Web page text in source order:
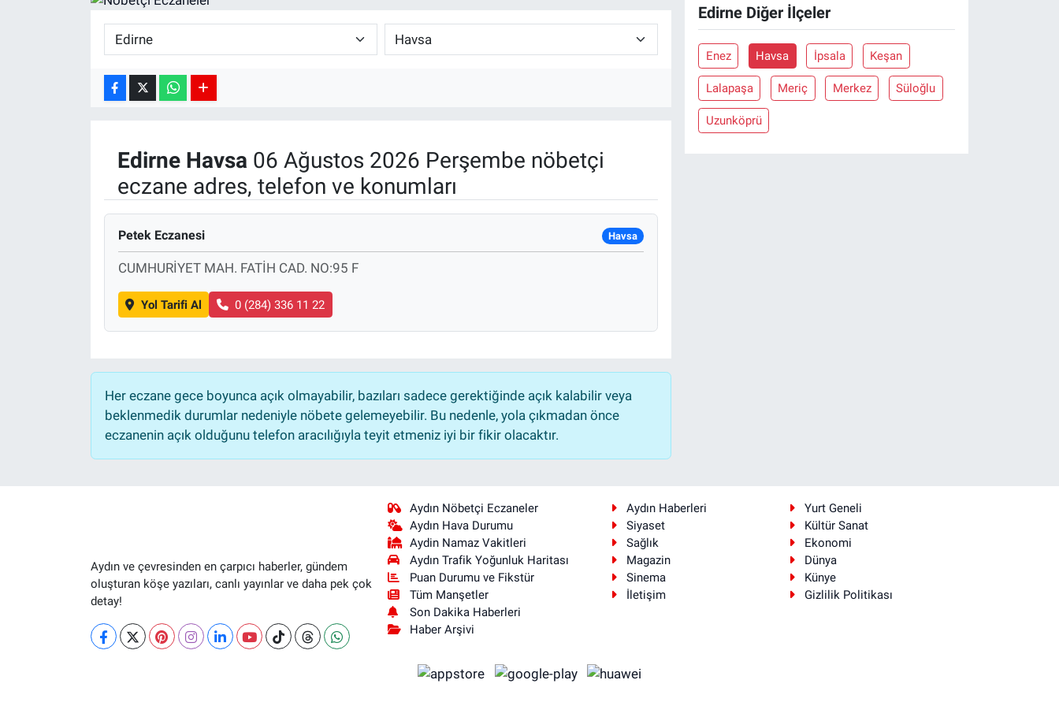
Edirne Havsa 06 Ağustos 2026 Perşembe nöbetçi
eczane adres, telefon ve konumları
Petek Eczanesi Havsa
CUMHURİYET MAH. FATİH CAD. NO:95 F
Yol Tarifi Al 0 (284) 336 11 22
Her eczane gece boyunca açık olmayabilir, bazıları sadece gerektiğinde açık kalabilir veya
beklenmedik durumlar nedeniyle nöbete gelemeyebilir. Bu nedenle, yola çıkmadan önce
eczanenin açık olduğunu telefon aracılığıyla teyit etmeniz iyi bir fikir olacaktır.
Edirne Diğer İlçeler
Enez Havsa İpsala Keşan
Lalapaşa Meriç Merkez Süloğlu
Uzunköprü
Aydın ve çevresinden en çarpıcı haberler, gündem
oluşturan köşe yazıları, canlı yayınlar ve daha pek çok
detay!
Aydın Nöbetçi Eczaneler
Aydın Hava Durumu
Aydin Namaz Vakitleri
Aydın Trafik Yoğunluk Haritası
Puan Durumu ve Fikstür
Tüm Manşetler
Son Dakika Haberleri
Haber Arşivi
Aydın Haberleri
Yurt Geneli
Siyaset
Kültür Sanat
Sağlık
Ekonomi
Magazin
Dünya
Sinema
Künye
İletişim
Gizlilik Politikası